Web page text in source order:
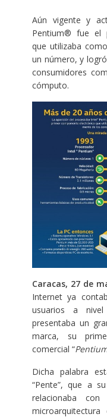
Aún vigente y
Pentium® fue el
que utilizaba
un número, y
consumidores
cómputo.
Caracas, 27 de
Internet ya
usuarios a
presentaba un
marca, su
comercial “
Dicha palabra
“Pente”, que a
relacionaba